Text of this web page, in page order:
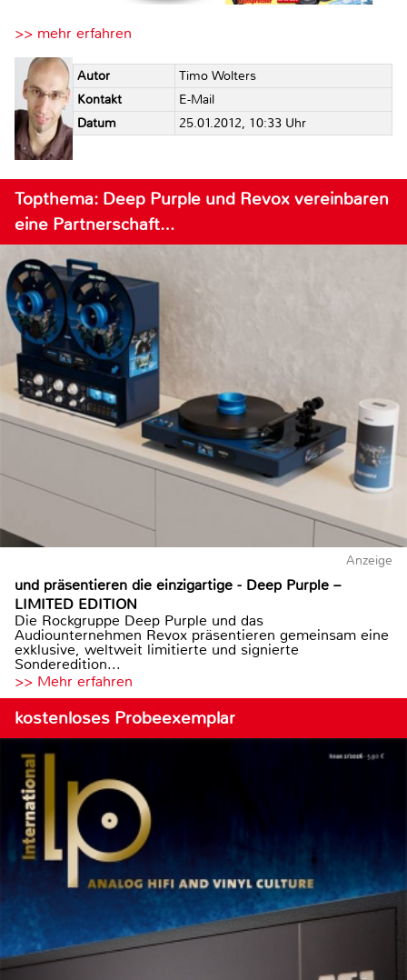
>> mehr erfahren
Autor
Timo Wolters
Kontakt
E-Mail
Datum
25.01.2012, 10:33 Uhr
Topthema: Deep Purple und Revox vereinbaren
eine Partnerschaft…
Anzeige
und präsentieren die einzigartige - Deep Purple –
LIMITED EDITION
Die Rockgruppe Deep Purple und das
Audiounternehmen Revox präsentieren gemeinsam eine
exklusive, weltweit limitierte und signierte
Sonderedition...
>> Mehr erfahren
kostenloses Probeexemplar